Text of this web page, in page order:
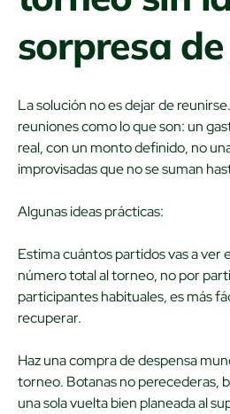
sorpresa
La solución no es dejar de
reuniones como lo que son: un
real, con un monto definido, no
improvisadas que no se suman
Algunas ideas prácticas:
Estima cuántos partidos vas a ver
número total al torneo, no por
participantes habituales, es más
recuperar.
Haz una compra de despensa
torneo. Botanas no perecederas,
una sola vuelta bien planeada al